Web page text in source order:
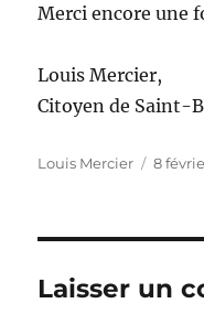
Merci encore une
Louis Mercier,
Citoyen de
Auteur
Louis Mercier
Publié
8
Laisser un